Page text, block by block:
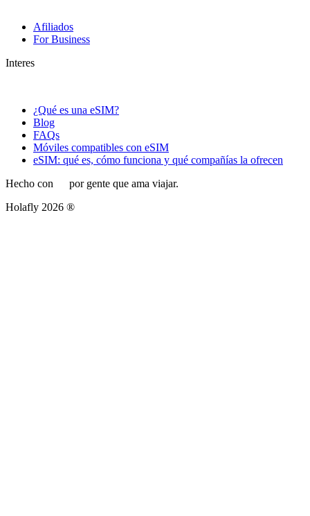
Afiliados
For Business
Interes
¿Qué es una eSIM?
Blog
FAQs
Móviles compatibles con eSIM
eSIM: qué es, cómo funciona y qué compañías la ofrecen
Hecho con
por gente que ama viajar.
Holafly 2026 ®